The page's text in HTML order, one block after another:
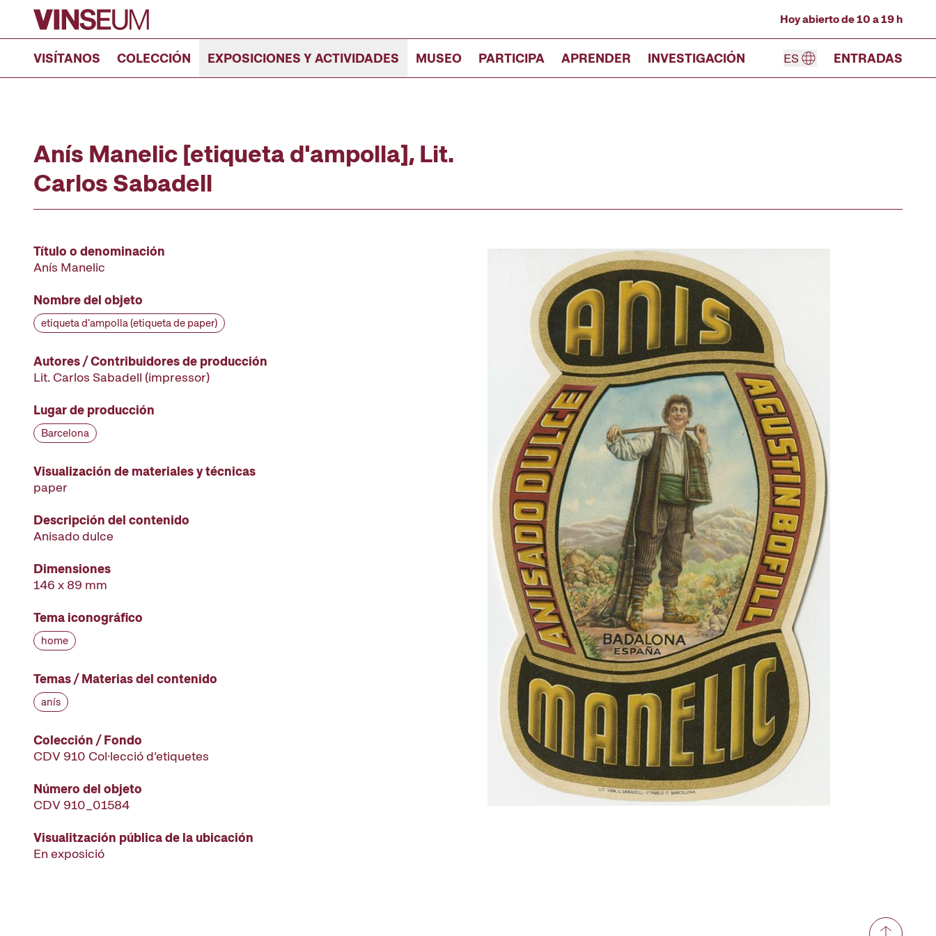
Ir al contenido
Hoy abierto de 10 a 19 h
VISÍTANOS COLECCIÓN EXPOSICIONES Y ACTIVIDADES MUSEO PARTICIPA APRENDER INVESTIGACIÓN ES ENTRADAS
Anís Manelic [etiqueta d'ampolla], Lit.
Carlos Sabadell
Título o denominación
Anís Manelic
Nombre del objeto
etiqueta d'ampolla (etiqueta de paper)
Autores / Contribuidores de producción
Lit. Carlos Sabadell (impressor)
Lugar de producción
Barcelona
Visualización de materiales y técnicas
paper
Descripción del contenido
Anisado dulce
Dimensiones
146 x 89 mm
Tema iconográfico
home
Temas / Materias del contenido
anís
Colección / Fondo
CDV 910 Col·lecció d’etiquetes
Número del objeto
CDV 910_01584
Visualitzación pública de la ubicación
En exposició